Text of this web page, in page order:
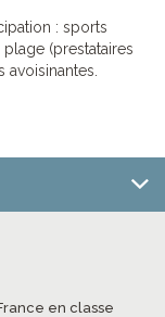
: sports
(prestataires
en classe